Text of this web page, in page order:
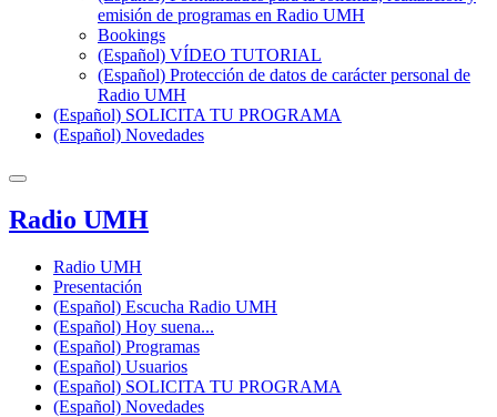
emisión de programas en Radio UMH
Bookings
(Español) VÍDEO TUTORIAL
(Español) Protección de datos de carácter personal de
Radio UMH
(Español) SOLICITA TU PROGRAMA
(Español) Novedades
Radio UMH
Radio UMH
Presentación
(Español) Escucha Radio UMH
(Español) Hoy suena...
(Español) Programas
(Español) Usuarios
(Español) SOLICITA TU PROGRAMA
(Español) Novedades